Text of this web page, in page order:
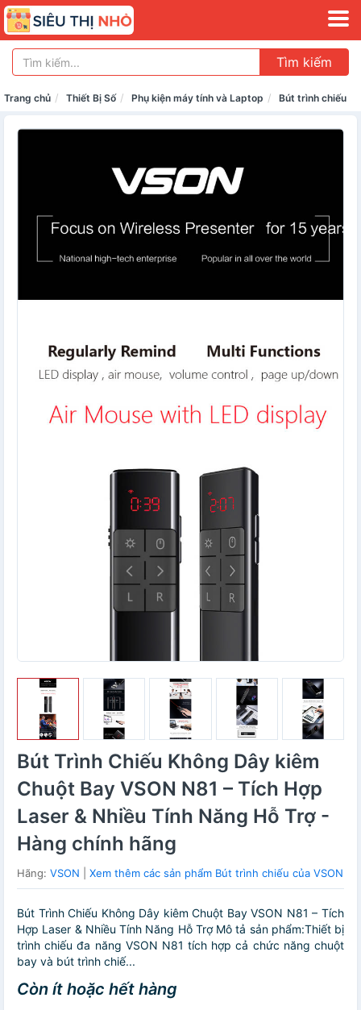
Tìm kiếm
Trang chủ Thiết Bị Số Phụ kiện máy tính và Laptop Bút trình chiếu
Bút Trình Chiếu Không Dây kiêm
Chuột Bay VSON N81 – Tích Hợp
Laser & Nhiều Tính Năng Hỗ Trợ -
Hàng chính hãng
Hãng: VSON Xem thêm các sản phẩm Bút trình chiếu của VSON
Bút Trình Chiếu Không Dây kiêm Chuột Bay VSON N81 – Tích
Hợp Laser & Nhiều Tính Năng Hỗ Trợ Mô tả sản phẩm:Thiết bị
trình chiếu đa năng VSON N81 tích hợp cả chức năng chuột
bay và bút trình chiế...
Còn ít hoặc hết hàng